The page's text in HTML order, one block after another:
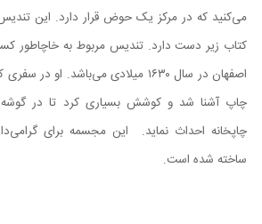
می‌کنید که در مرکز یک حوض قرار دارد. این
کتاب زیر دست دارد. تندیس مربوط به خاچاطور
اصفهان در سال ۱۶۳۰ میلادی می‌باشد.
چاپ آشنا شد و کوشش بسیاری کرد تا در
چاپخانه احداث نماید. این مجسمه برای
ساخته شده است.